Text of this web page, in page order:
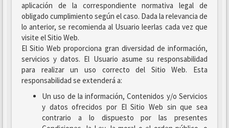
aplicación de la correspondiente normativa legal de
obligado cumplimiento según el caso. Dada la relevancia de
lo anterior, se recomienda al Usuario leerlas cada vez que
visite el Sitio Web.
El Sitio Web proporciona gran diversidad de información,
servicios y datos. El Usuario asume su responsabilidad
para realizar un uso correcto del Sitio Web. Esta
responsabilidad se extenderá a:
Un uso de la información, Contenidos y/o Servicios
y datos ofrecidos por El Sitio Web sin que sea
contrario a lo dispuesto por las presentes